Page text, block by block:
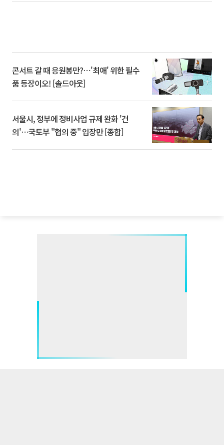
콘서트 갈 때 응원봉만?⋯'최애' 위한 필수
품 등장이오! [솔드아웃]
서울시, 정부에 정비사업 규제 완화 '건
의'⋯국토부 "협의 중" 입장만 [종합]